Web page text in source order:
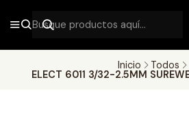
Inicio
Todos
ELECT 6011 3/32-2.5MM